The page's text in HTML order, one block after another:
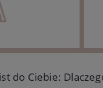
z Elizabeth Olwen.
do Ciebie: